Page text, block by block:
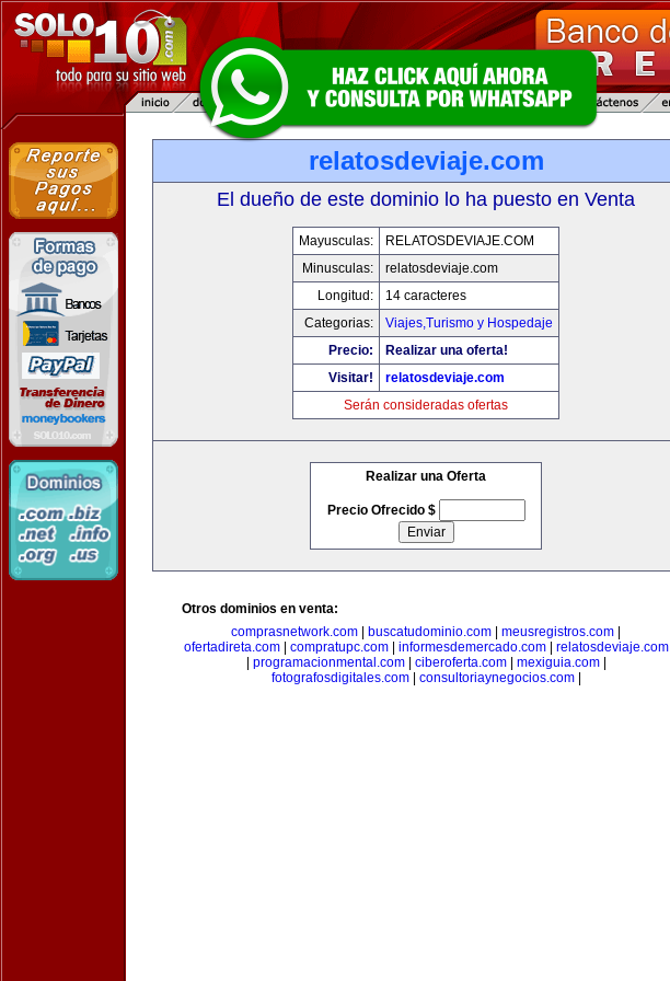
relatosdeviaje.com
El dueño de este dominio lo ha puesto en Venta
Mayusculas:
RELATOSDEVIAJE.COM
Minusculas:
relatosdeviaje.com
Longitud:
14 caracteres
Categorias:
Viajes,Turismo y Hospedaje
Precio:
Realizar una oferta!
Visitar!
relatosdeviaje.com
Serán consideradas ofertas
Realizar una Oferta
Precio Ofrecido $
Otros dominios en venta:
comprasnetwork.com
buscatudominio.com meusregistros.com
ofertadireta.com| compratupc.com| informesdemercado.com| relatosdeviaje.com
programacionmental.com| ciberoferta.com| mexiguia.com|
fotografosdigitales.com| consultoriaynegocios.com|